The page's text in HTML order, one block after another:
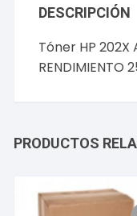
DESCRIPCIÓN
Tóner HP 202X
RENDIMIENTO
PRODUCTOS